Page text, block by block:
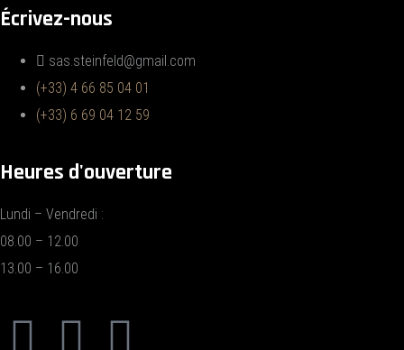
Écrivez-nous
sas.steinfeld@gmail.com
(+33) 4 66 85 04 01
(+33) 6 69 04 12 59
Heures d'ouverture
Lundi – Vendredi :
08.00 – 12.00
13.00 – 16.00